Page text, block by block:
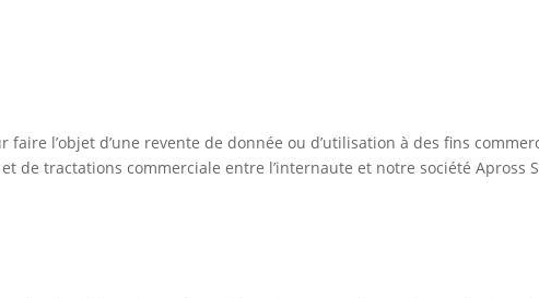
l’objet d’une revente de donnée ou d’utilisation à des fins
de tractations commerciale entre l’internaute et notre société Apross